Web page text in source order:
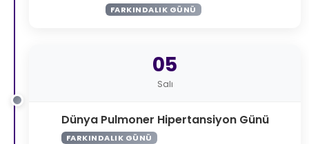
FARKINDALIK GÜNÜ
05
Salı
Dünya Pulmoner Hipertansiyon Günü
FARKINDALIK GÜNÜ